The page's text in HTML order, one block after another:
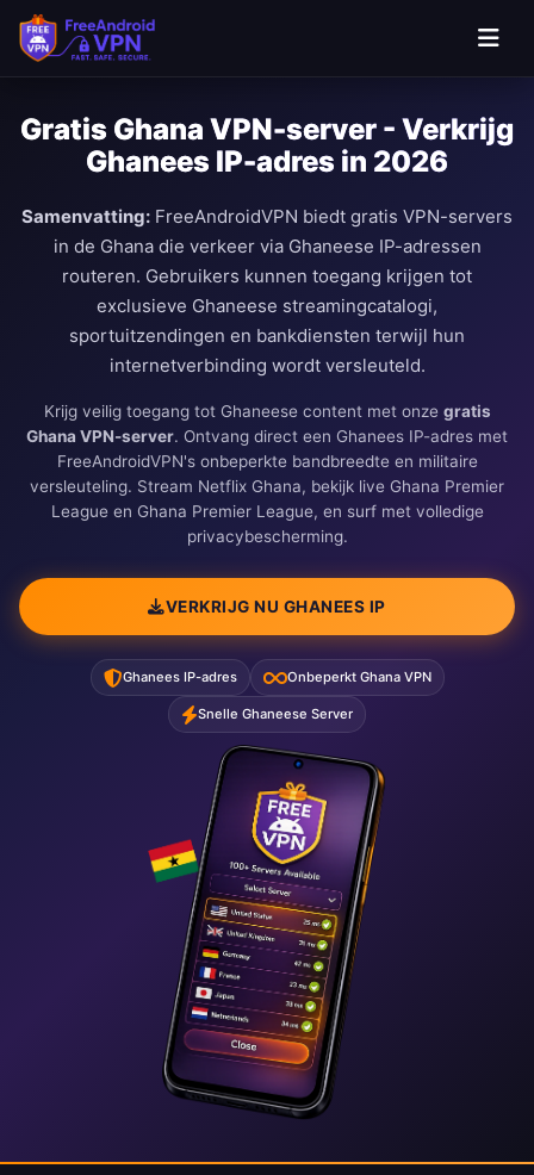
Ga naar hoofdinhoud
Gratis Ghana VPN-server - Verkrijg
Ghanees IP-adres in 2026
Samenvatting: FreeAndroidVPN biedt gratis VPN-servers
in de Ghana die verkeer via Ghaneese IP-adressen
routeren. Gebruikers kunnen toegang krijgen tot
exclusieve Ghaneese streamingcatalogi,
sportuitzendingen en bankdiensten terwijl hun
internetverbinding wordt versleuteld.
Krijg veilig toegang tot Ghaneese content met onze gratis
Ghana VPN-server. Ontvang direct een Ghanees IP-adres met
FreeAndroidVPN's onbeperkte bandbreedte en militaire
versleuteling. Stream Netflix Ghana, bekijk live Ghana Premier
League en Ghana Premier League, en surf met volledige
privacybescherming.
VERKRIJG NU GHANEES IP
Ghanees IP-adres Onbeperkt Ghana VPN
Snelle Ghaneese Server